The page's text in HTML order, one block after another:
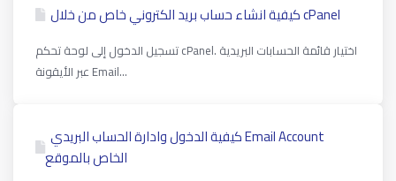
كیفیة انشاء حساب بريد الكتروني خاص من خلال cPanel
تسجيل الدخول إلى لوحة تحكم cPanel. اختيار قائمة الحسابات البريدية
عبر الأيقونة Email...
الخاص بالموقع